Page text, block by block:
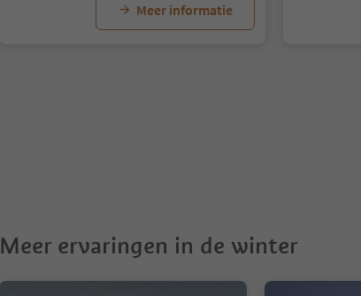
Meer informatie
Meer ervaringen in de winter